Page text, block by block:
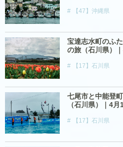
【47】沖縄県
宝達志水町のふ
の旅（石川県）
【17】石川県
七尾市と中能登
（石川県）｜4
【17】石川県